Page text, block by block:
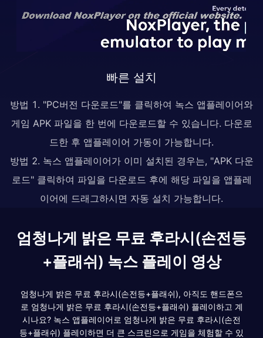
빠른 설치
방법 1. "PC버전 다운로드"를 클릭하여 녹스 앱플레이어와
게임 APK 파일을 한 번에 다운로드할 수 있습니다. 다운로
드한 후 앱플레이어 가동이 가능합니다.
방법 2. 녹스 앱플레이어가 이미 설치된 경우는, "APK 다운
로드" 클릭하여 파일을 다운로드 후에 해당 파일을 앱플레
이어에 드래그하시면 자동 설치 가능합니다.
엄청나게 밝은 무료 후라시(손전등
+플래쉬) 녹스 플레이 영상
엄청나게 밝은 무료 후라시(손전등+플래쉬), 아직도 핸드폰으
로 엄청나게 밝은 무료 후라시(손전등+플래쉬) 플레이하고 계
시나요? 녹스 앱플레이어로 엄청나게 밝은 무료 후라시(손전
등+플래쉬) 플레이하면 더 큰 스크린으로 게임을 체험할 수 있